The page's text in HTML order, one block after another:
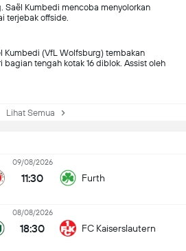
Saël Kumbedi mencoba menyolorkan
terjebak offside.
Kumbedi (VfL Wolfsburg) tembakan
bagian tengah kotak 16 diblok. Assist oleh
Lihat Semua
09/08/2026
11:30 Furth
08/08/2026
18:30 FC Kaiserslautern